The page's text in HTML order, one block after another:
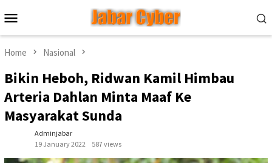
to
contentMenu
Home Nasional
Bikin Heboh, Ridwan Kamil Himbau
Arteria Dahlan Minta Maaf Ke
Masyarakat Sunda
Adminjabar
19 January 2022
587 views